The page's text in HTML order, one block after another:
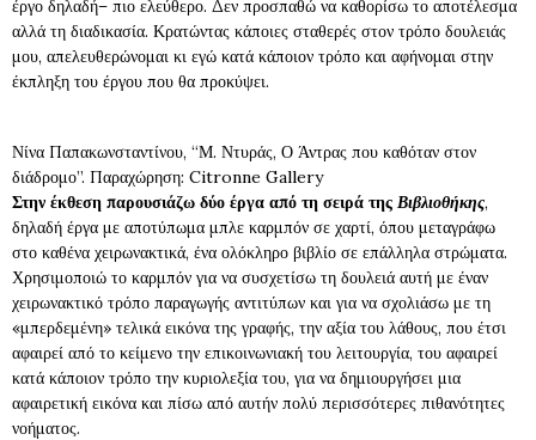
έργο δηλαδή– πιο ελεύθερο. Δεν προσπαθώ να καθορίσω το αποτέλεσμα
αλλά τη διαδικασία. Κρατώντας κάποιες σταθερές στον τρόπο δουλειάς
μου, απελευθερώνομαι κι εγώ κατά κάποιον τρόπο και αφήνομαι στην
έκπληξη του έργου που θα προκύψει.
Νίνα Παπακωνσταντίνου, “Μ. Ντυράς, Ο Άντρας που καθόταν στον
διάδρομο”. Παραχώρηση: Citronne Gallery
Στην έκθεση παρουσιάζω δύο έργα από τη σειρά της Βιβλιοθήκης,
δηλαδή έργα με αποτύπωμα μπλε καρμπόν σε χαρτί, όπου μεταγράφω
στο καθένα χειρωνακτικά, ένα ολόκληρο βιβλίο σε επάλληλα στρώματα.
Χρησιμοποιώ το καρμπόν για να συσχετίσω τη δουλειά αυτή με έναν
χειρωνακτικό τρόπο παραγωγής αντιτύπων και για να σχολιάσω με τη
«μπερδεμένη» τελικά εικόνα της γραφής, την αξία του λάθους, που έτσι
αφαιρεί από το κείμενο την επικοινωνιακή του λειτουργία, του αφαιρεί
κατά κάποιον τρόπο την κυριολεξία του, για να δημιουργήσει μια
αφαιρετική εικόνα και πίσω από αυτήν πολύ περισσότερες πιθανότητες
νοήματος.